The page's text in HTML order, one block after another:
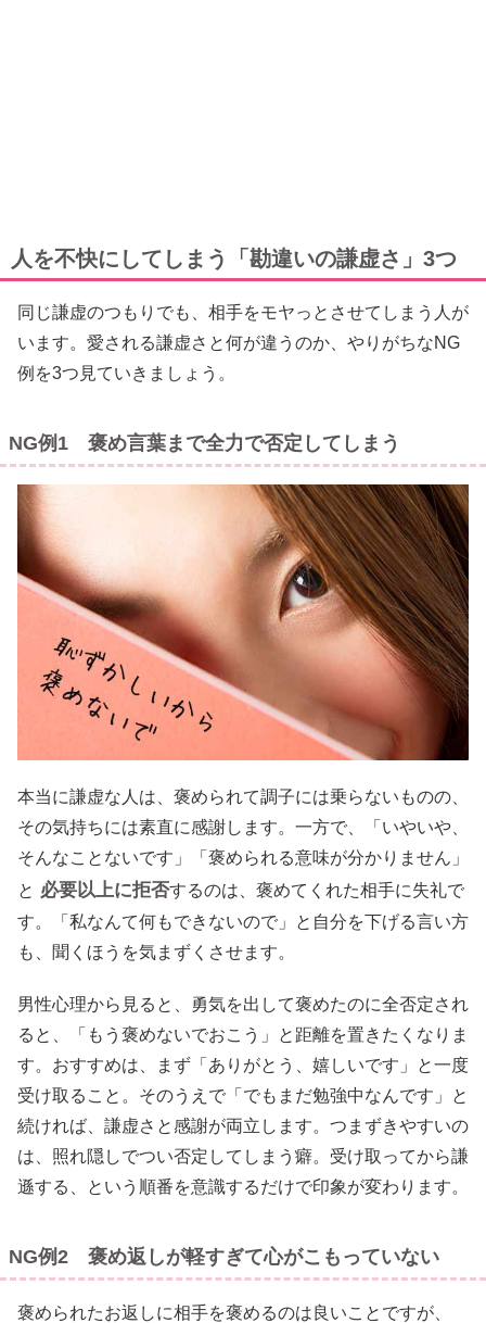
人を不快にしてしまう「勘違いの謙虚さ」3つ
同じ謙虚のつもりでも、相手をモヤっとさせてしまう人が
います。愛される謙虚さと何が違うのか、やりがちなNG
例を3つ見ていきましょう。
NG例1 褒め言葉まで全力で否定してしまう
本当に謙虚な人は、褒められて調子には乗らないものの、
その気持ちには素直に感謝します。一方で、「いやいや、
そんなことないです」「褒められる意味が分かりません」
と 必要以上に拒否するのは、褒めてくれた相手に失礼で
す。「私なんて何もできないので」と自分を下げる言い方
も、聞くほうを気まずくさせます。
男性心理から見ると、勇気を出して褒めたのに全否定され
ると、「もう褒めないでおこう」と距離を置きたくなりま
す。おすすめは、まず「ありがとう、嬉しいです」と一度
受け取ること。そのうえで「でもまだ勉強中なんです」と
続ければ、謙虚さと感謝が両立します。つまずきやすいの
は、照れ隠しでつい否定してしまう癖。受け取ってから謙
遜する、という順番を意識するだけで印象が変わります。
NG例2 褒め返しが軽すぎて心がこもっていない
褒められたお返しに相手を褒めるのは良いことですが、